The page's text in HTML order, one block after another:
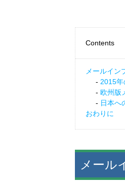
Contents
メールイン
2015年
欧州版
日本へ
おわりに
メール